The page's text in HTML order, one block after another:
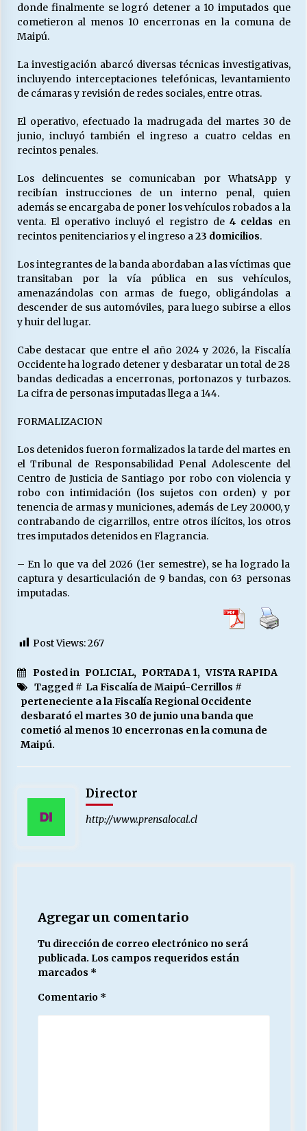
S.O.S. a los ricos, Save Our Souls (Salvar
Nuestras Almas)
¿Asesores con doble sueldo?
18/04/2026
Chile y sus segmentos de la riqueza
donde finalmente se logró detener a 10 imputados que
cometieron al menos 10 encerronas en la comuna de
Maipú.
La investigación abarcó diversas técnicas investigativas,
incluyendo interceptaciones telefónicas, levantamiento
de cámaras y revisión de redes sociales, entre otras.
El operativo, efectuado la madrugada del martes 30 de
junio, incluyó también el ingreso a cuatro celdas en
recintos penales.
Los delincuentes se comunicaban por WhatsApp y
recibían instrucciones de un interno penal, quien
además se encargaba de poner los vehículos robados a la
venta. El operativo incluyó el registro de4 celdas en
recintos penitenciarios y el ingreso a23 domicilios.
Los integrantes de la banda abordaban a las víctimas que
transitaban por la vía pública en sus vehículos,
amenazándolas con armas de fuego, obligándolas a
descender de sus automóviles, para luego subirse a ellos
y huir del lugar.
Cabe destacar que entre el año 2024 y 2026, la Fiscalía
Occidente ha logrado detener y desbaratar un total de 28
bandas dedicadas a encerronas, portonazos y turbazos.
La cifra de personas imputadas llega a 144.
FORMALIZACION
Los detenidos fueron formalizados la tarde del martes en
el Tribunal de Responsabilidad Penal Adolescente del
Centro de Justicia de Santiago por robo con violencia y
robo con intimidación (los sujetos con orden) y por
tenencia de armas y municiones, además de Ley 20.000, y
contrabando de cigarrillos, entre otros ilícitos, los otros
tres imputados detenidos en Flagrancia.
– En lo que va del 2026 (1er semestre), se ha logrado la
captura y desarticulación de 9 bandas, con 63 personas
imputadas.
Post Views:267
Posted in POLICIAL, PORTADA 1, VISTA RAPIDA
Tagged # La Fiscalía de Maipú-Cerrillos #
perteneciente a la Fiscalía Regional Occidente
desbarató el martes 30 de junio una banda que
cometió al menos 10 encerronas en la comuna de
Maipú.
Director
http://www.prensalocal.cl
Agregar un comentario
Tu dirección de correo electrónico no será
publicada. Los campos requeridos están
marcados *
Comentario *